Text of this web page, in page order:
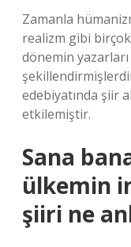
Zamanla
realizm gibi birçok
dönemin
edebiyatında şiir
etkilemiştir.
Sana
ülkemin
şiiri ne